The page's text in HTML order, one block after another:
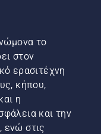
το
στον
ερασιτέχνη
κήπου,
η
και την
ενώ στις